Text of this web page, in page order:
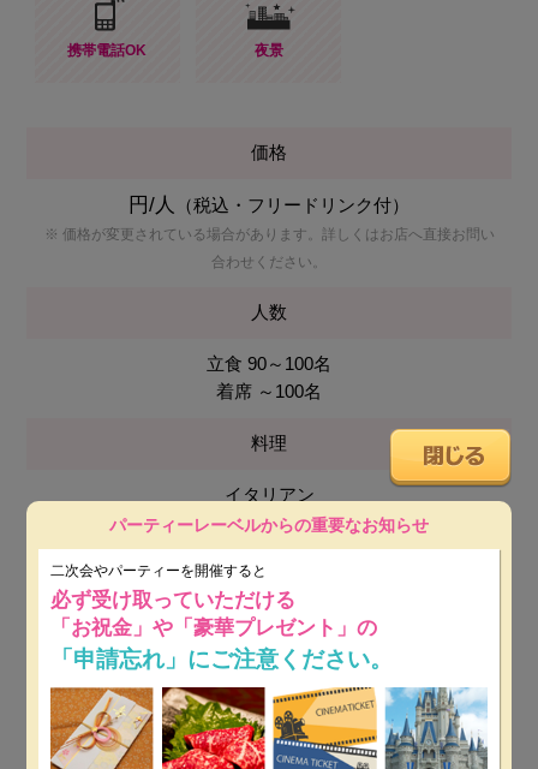
携帯電話OK 夜景
価格
円/人 （税込・フリードリンク付）
※ 価格が変更されている場合があります。詳しくはお店へ直接お問い
合わせください。
人数
立食 90～100名
着席 ～100名
料理
イタリアン
会場使用料
無料
最低保証料
平日：45万円～※ 開催日時によっては保証料が変動しま
す。
パーティーレーベルからの重要なお知らせ
二次会やパーティーを開催すると
必ず受け取っていただける
「お祝金」や「豪華プレゼント」の
「申請忘れ」にご注意ください。